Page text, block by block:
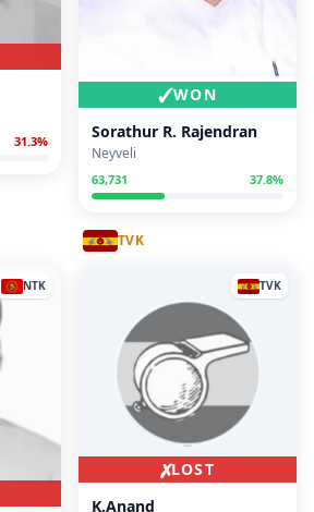
31.3%
✓WON
Sorathur R. Rajendran
Neyveli
63,731 37.8%
NTK
TVK
✗LOST
TVK
K.Anand